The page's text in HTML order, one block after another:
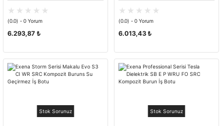
(0.0) - 0 Yorum
6.293,87 ₺
(0.0) - 0 Yorum
6.013,43 ₺
Stok Sorunuz Stok Sorunuz